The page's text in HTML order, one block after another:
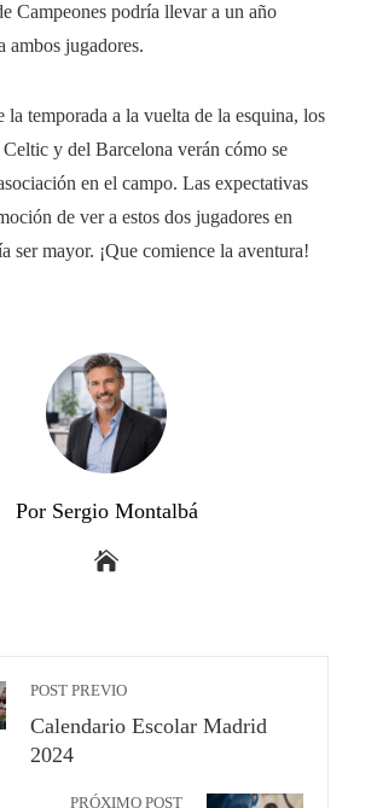
Campeones podría llevar a un año
ambos jugadores.
temporada a la vuelta de la esquina, los
y del Barcelona verán cómo se
en el campo. Las expectativas
de ver a estos dos jugadores en
ser mayor. ¡Que comience la aventura!
Por Sergio Montalbá
POST PREVIO
Calendario Escolar Madrid
2024
PRÓXIMO POST